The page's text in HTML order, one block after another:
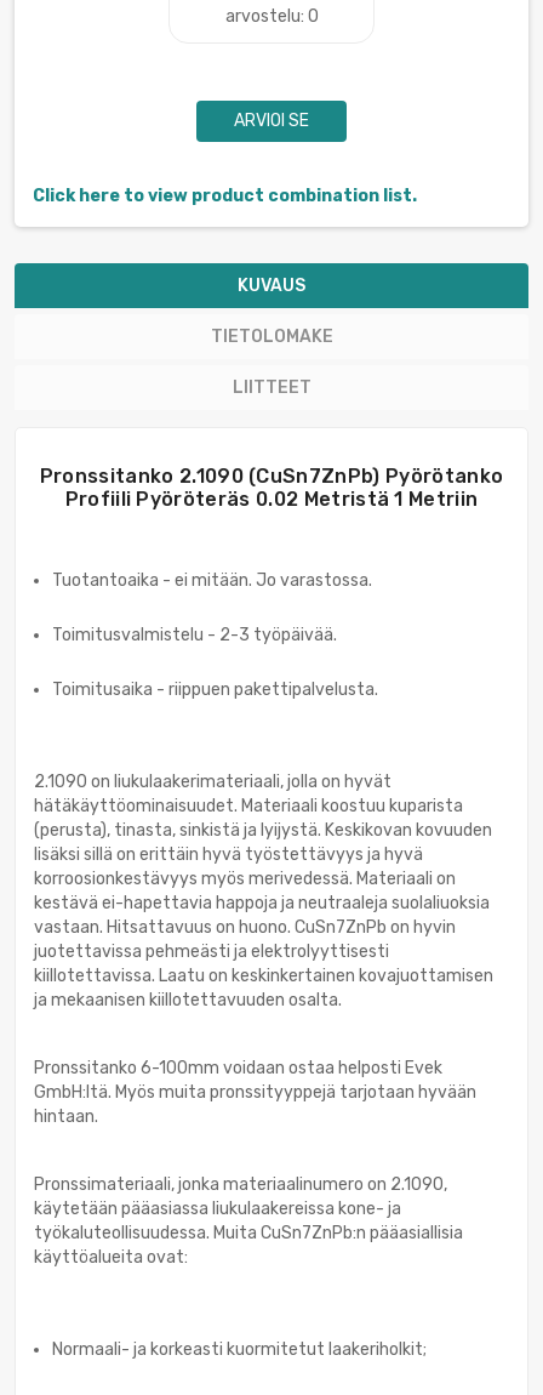
arvostelu: 0
ARVIOI SE
Click here to view product combination list.
KUVAUS
TIETOLOMAKE
LIITTEET
Pronssitanko 2.1090 (CuSn7ZnPb) Pyörötanko
Profiili Pyöröteräs 0.02 Metristä 1 Metriin
Tuotantoaika - ei mitään. Jo varastossa.
Toimitusvalmistelu - 2-3 työpäivää.
Toimitusaika - riippuen pakettipalvelusta.
2.1090 on liukulaakerimateriaali, jolla on hyvät
hätäkäyttöominaisuudet. Materiaali koostuu kuparista
(perusta), tinasta, sinkistä ja lyijystä. Keskikovan kovuuden
lisäksi sillä on erittäin hyvä työstettävyys ja hyvä
korroosionkestävyys myös merivedessä. Materiaali on
kestävä ei-hapettavia happoja ja neutraaleja suolaliuoksia
vastaan. Hitsattavuus on huono. CuSn7ZnPb on hyvin
juotettavissa pehmeästi ja elektrolyyttisesti
kiillotettavissa. Laatu on keskinkertainen kovajuottamisen
ja mekaanisen kiillotettavuuden osalta.
Pronssitanko 6-100mm voidaan ostaa helposti Evek
GmbH:ltä. Myös muita pronssityyppejä tarjotaan hyvään
hintaan.
Pronssimateriaali, jonka materiaalinumero on 2.1090,
käytetään pääasiassa liukulaakereissa kone- ja
työkaluteollisuudessa. Muita CuSn7ZnPb:n pääasiallisia
käyttöalueita ovat:
Normaali- ja korkeasti kuormitetut laakeriholkit;